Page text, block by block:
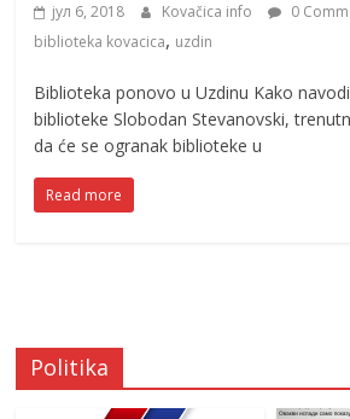
јул 6, 2018 Kovačica info 0
biblioteka kovacica, uzdin
Biblioteka ponovo u Uzdinu Kako
biblioteke Slobodan Stevanovski,
da će se ogranak biblioteke u
Read more
Politika